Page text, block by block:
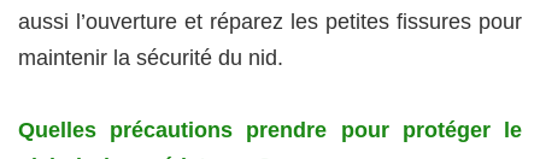
aussi l’ouverture et réparez les petites fissures pour
maintenir la sécurité du nid.
Quelles précautions prendre pour protéger le